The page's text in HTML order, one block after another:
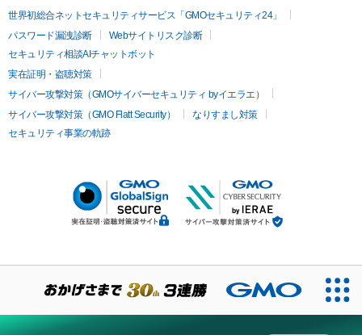
世界初総合ネットセキュリティサービス「GMOセキュリティ24」
パスワード漏洩診断
Webサイトリスク診断
セキュリティ相談AIチャットボット
実在証明・盗聴対策
サイバー攻撃対策（GMOサイバーセキュリティ byイエラエ）
サイバー攻撃対策（GMO Flatt Security）
なりすまし対策
セキュリティ事業の軌跡